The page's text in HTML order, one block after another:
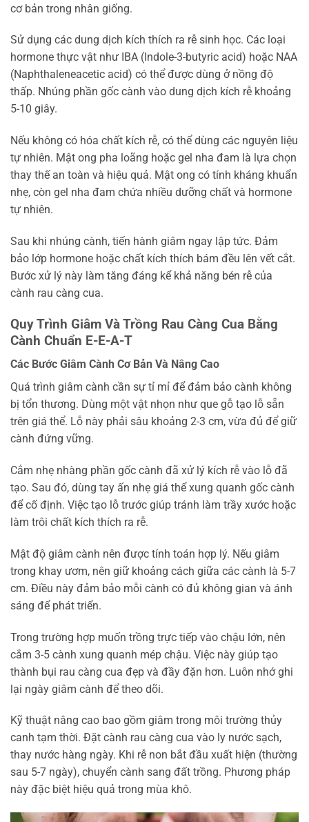
cơ bản trong nhân giống.
Sử dụng các dung dịch kích thích ra rễ sinh học. Các loại
hormone thực vật như IBA (Indole-3-butyric acid) hoặc NAA
(Naphthaleneacetic acid) có thể được dùng ở nồng độ
thấp. Nhúng phần gốc cành vào dung dịch kích rễ khoảng
5-10 giây.
Nếu không có hóa chất kích rễ, có thể dùng các nguyên liệu
tự nhiên. Mật ong pha loãng hoặc gel nha đam là lựa chọn
thay thế an toàn và hiệu quả. Mật ong có tính kháng khuẩn
nhẹ, còn gel nha đam chứa nhiều dưỡng chất và hormone
tự nhiên.
Sau khi nhúng cành, tiến hành giâm ngay lập tức. Đảm
bảo lớp hormone hoặc chất kích thích bám đều lên vết cắt.
Bước xử lý này làm tăng đáng kể khả năng bén rễ của
cành rau càng cua.
Quy Trình Giâm Và Trồng Rau Càng Cua Bằng
Cành Chuẩn E-E-A-T
Các Bước Giâm Cành Cơ Bản Và Nâng Cao
Quá trình giâm cành cần sự tỉ mỉ để đảm bảo cành không
bị tổn thương. Dùng một vật nhọn như que gỗ tạo lỗ sẵn
trên giá thể. Lỗ này phải sâu khoảng 2-3 cm, vừa đủ để giữ
cành đứng vững.
Cắm nhẹ nhàng phần gốc cành đã xử lý kích rễ vào lỗ đã
tạo. Sau đó, dùng tay ấn nhẹ giá thể xung quanh gốc cành
để cố định. Việc tạo lỗ trước giúp tránh làm trầy xước hoặc
làm trôi chất kích thích ra rễ.
Mật độ giâm cành nên được tính toán hợp lý. Nếu giâm
trong khay ươm, nên giữ khoảng cách giữa các cành là 5-7
cm. Điều này đảm bảo mỗi cành có đủ không gian và ánh
sáng để phát triển.
Trong trường hợp muốn trồng trực tiếp vào chậu lớn, nên
cắm 3-5 cành xung quanh mép chậu. Việc này giúp tạo
thành bụi rau càng cua đẹp và đầy đặn hơn. Luôn nhớ ghi
lại ngày giâm cành để theo dõi.
Kỹ thuật nâng cao bao gồm giâm trong môi trường thủy
canh tạm thời. Đặt cành rau càng cua vào ly nước sạch,
thay nước hàng ngày. Khi rễ non bắt đầu xuất hiện (thường
sau 5-7 ngày), chuyển cành sang đất trồng. Phương pháp
này đặc biệt hiệu quả trong mùa khô.